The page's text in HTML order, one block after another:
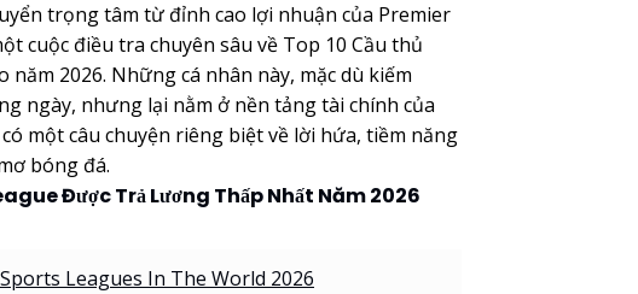
trọng tâm từ đỉnh cao lợi nhuận của Premier
cuộc điều tra chuyên sâu về Top 10 Cầu thủ
2026. Những cá nhân này, mặc dù kiếm
ngày, nhưng lại nằm ở nền tảng tài chính của
một câu chuyện riêng biệt về lời hứa, tiềm năng
bóng đá.
Được Trả Lương Thấp Nhất Năm 2026
Leagues In The World 2026